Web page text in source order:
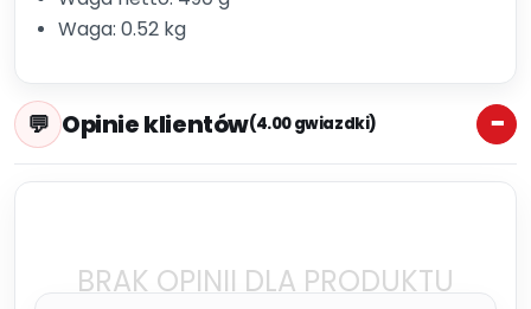
Waga: 0.52 kg
Opinie klientów(4.00 gwiazdki)
BRAK OPINII DLA PRODUKTU